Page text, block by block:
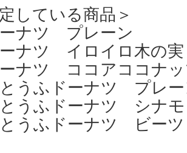
している商品＞
ーナツ プレーン
ーナツ イロイロ木の実
ーナツ ココアココナ
とうふドーナツ プレ
とうふドーナツ シナ
とうふドーナツ ビー